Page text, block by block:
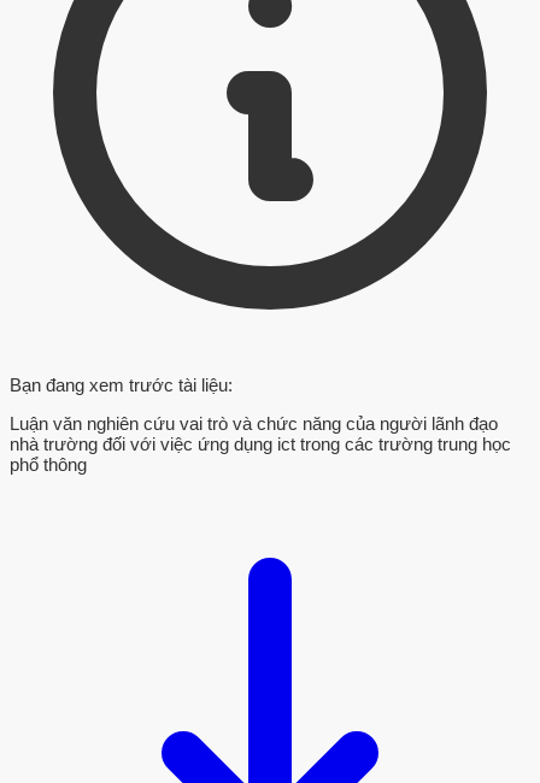
Bạn đang xem trước tài liệu:
Luận văn nghiên cứu vai trò và chức năng của người lãnh đạo
nhà trường đối với việc ứng dụng ict trong các trường trung học
phổ thông